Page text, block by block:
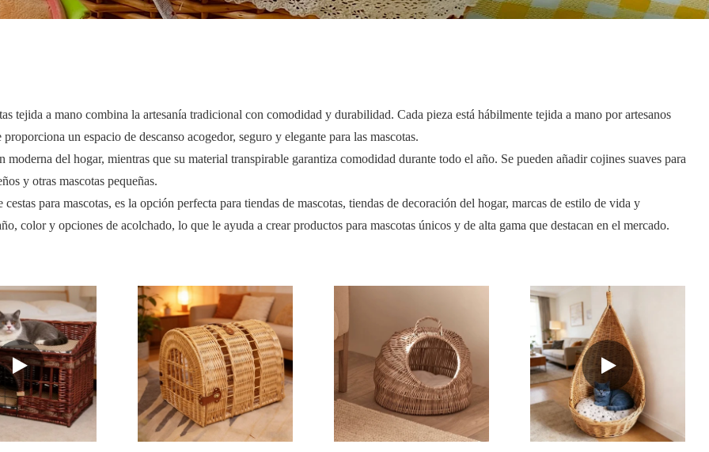
tejida a mano combina la artesanía tradicional con comodidad y durabilidad. Cada pieza está hábilmente tejida a mano por artesanos
un espacio de descanso acogedor, seguro y elegante para las mascotas.
del hogar, mientras que su material transpirable garantiza comodidad durante todo el año. Se pueden añadir cojines suaves para
y otras mascotas pequeñas.
para mascotas, es la opción perfecta para tiendas de mascotas, tiendas de decoración del hogar, marcas de estilo de vida y
color y opciones de acolchado, lo que le ayuda a crear productos para mascotas únicos y de alta gama que destacan en el mercado.